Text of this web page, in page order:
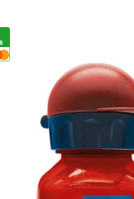
Cerveza
Galletitas